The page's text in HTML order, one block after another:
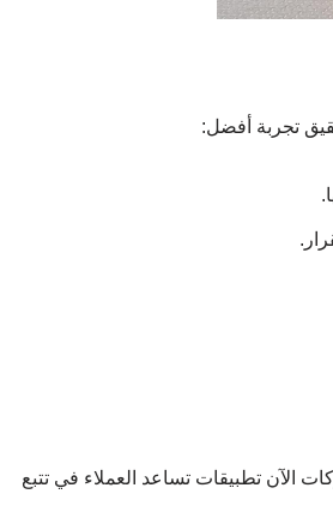
تجربة أفضل:
الآن تطبيقات تساعد العملاء في تتبع